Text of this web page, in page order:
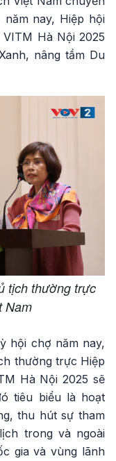
nay, Hiệp hội
Hà Nội 2025
nâng tầm Du
tịch thường trực
Nam
hội chợ năm nay,
thường trực Hiệp
Hà Nội 2025 sẽ
tiêu biểu là hoạt
thu hút sự tham
trong và ngoài
gia và vùng lãnh